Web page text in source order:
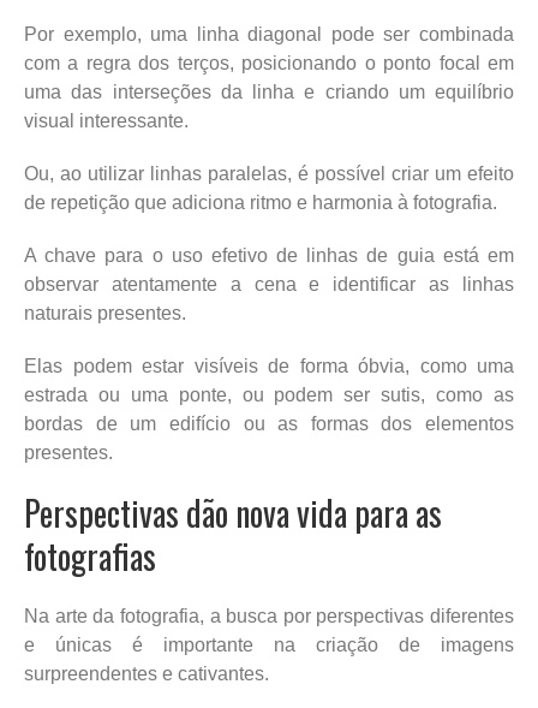
Por exemplo, uma linha diagonal pode ser combinada
com a regra dos terços, posicionando o ponto focal em
uma das interseções da linha e criando um equilíbrio
visual interessante.
Ou, ao utilizar linhas paralelas, é possível criar um efeito
de repetição que adiciona ritmo e harmonia à fotografia.
A chave para o uso efetivo de linhas de guia está em
observar atentamente a cena e identificar as linhas
naturais presentes.
Elas podem estar visíveis de forma óbvia, como uma
estrada ou uma ponte, ou podem ser sutis, como as
bordas de um edifício ou as formas dos elementos
presentes.
Perspectivas dão nova vida para as
fotografias
Na arte da fotografia, a busca por perspectivas diferentes
e únicas é importante na criação de imagens
surpreendentes e cativantes.